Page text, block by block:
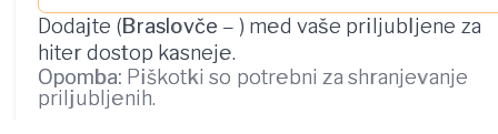
Dodajte (Braslovče – ) med vaše priljubljene za
hiter dostop kasneje.
Opomba: Piškotki so potrebni za shranjevanje
priljubljenih.